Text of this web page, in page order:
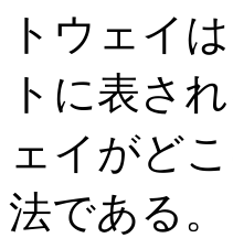
トウェイ
トに表さ
ェイがど
法である